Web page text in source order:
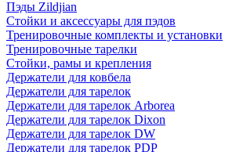
Пэды Zildjian
Стойки и аксессуары для пэдов
Тренировочные комплекты и установки
Тренировочные тарелки
Стойки, рамы и крепления
Держатели для ковбела
Держатели для тарелок
Держатели для тарелок Arborea
Держатели для тарелок Dixon
Держатели для тарелок DW
Держатели для тарелок PDP